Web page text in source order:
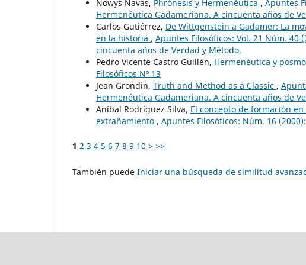
Nowys Navas, Phrónesis y Hermenéutica , Apuntes
Hermenéutica Gadameriana. A cincuenta años de
Carlos Gutiérrez, De Wittgenstein a Gadamer: La
en la historia , Apuntes Filosóficos: Vol. 21 Núm. 40
cincuenta años de Verdad y Método.
Pedro Vicente Castro Guillén, Hermenéutica y
Filosóficos Nº 13
Jean Grondin, Truth and Method as a Classic ,
Hermenéutica Gadameriana. A cincuenta años de
Aníbal Rodríguez Silva, El concepto de formación
extrañamiento , Apuntes Filosóficos: Núm. 16
1 2 3 4 5 6 7 8 9 10 > >>
También puede Iniciar una búsqueda de similitud